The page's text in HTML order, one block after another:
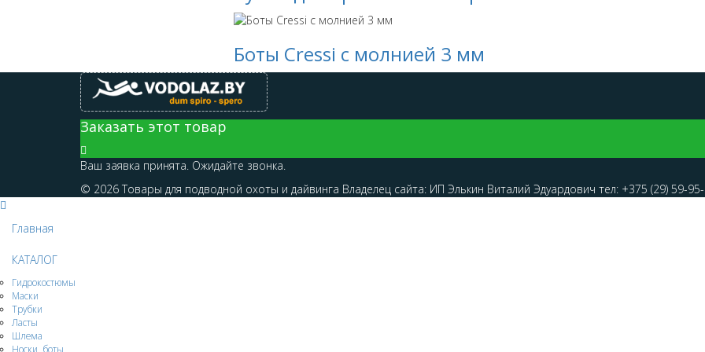
Боты Cressi c молнией 3 мм
Заказать этот товар
Ваш заявка принята. Ожидайте звонка.
© 2026 Товары для подводной охоты и дайвинга Владелец сайта: ИП Элькин Виталий Эдуардович тел: +375 (29) 59-
Главная
КАТАЛОГ
Гидрокостюмы
Маски
Трубки
Ласты
Шлема
Носки, боты